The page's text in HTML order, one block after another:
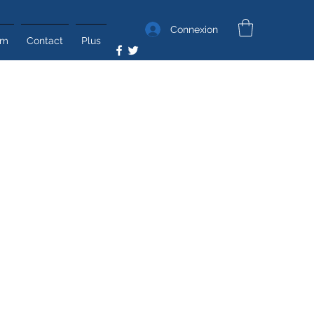
Contact Plus
Connexion